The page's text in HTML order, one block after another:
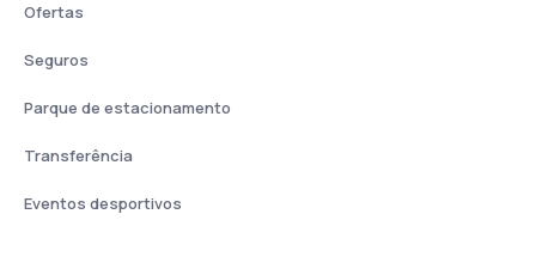
Ofertas
Seguros
Parque de estacionamento
Transferência
Eventos desportivos